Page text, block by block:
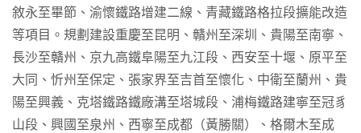
敘永至畢節、渝懷鐵路增建二線、青藏鐵路格拉段擴能改造
等項目。規劃建設重慶至昆明、贛州至深圳、貴陽至南寧、
長沙至贛州、京九高鐵阜陽至九江段、西安至十堰、原平至
大同、忻州至保定、張家界至吉首至懷化、中衛至蘭州、貴
陽至興義、克塔鐵路鐵廠溝至塔城段、浦梅鐵路建寧至冠豸
山段、興國至泉州、西寧至成都（黃勝關）、格爾木至成